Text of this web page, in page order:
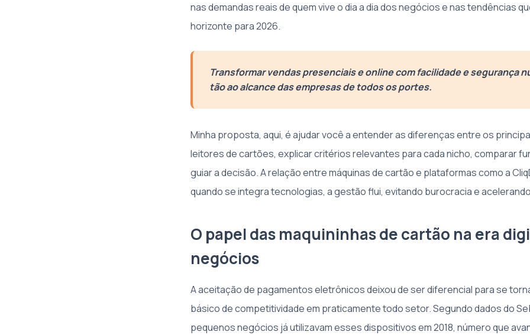
nas demandas reais de quem vive o dia a dia dos negócios e nas tendências
horizonte para 2026.
Transformar vendas presenciais e online com facilidade e segurança
tão ao alcance das empresas de todos os portes.
Minha proposta, aqui, é ajudar você a entender as diferenças entre os
leitores de cartões, explicar critérios relevantes para cada nicho, comparar
guiar a decisão. A relação entre máquinas de cartão e plataformas como a
quando se integra tecnologias, a gestão flui, evitando burocracia e
O papel das maquininhas de cartão na era
negócios
A aceitação de pagamentos eletrônicos deixou de ser diferencial para se
básico de competitividade em praticamente todo setor. Segundo dados do
pequenos negócios já utilizavam esses dispositivos em 2018, número que